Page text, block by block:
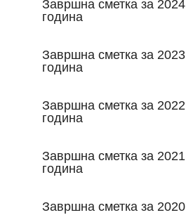
Завршна сметка за 2024
година
Завршна сметка за 2023
година
Завршна сметка за 2022
година
Завршна сметка за 2021
година
Завршна сметка за 2020